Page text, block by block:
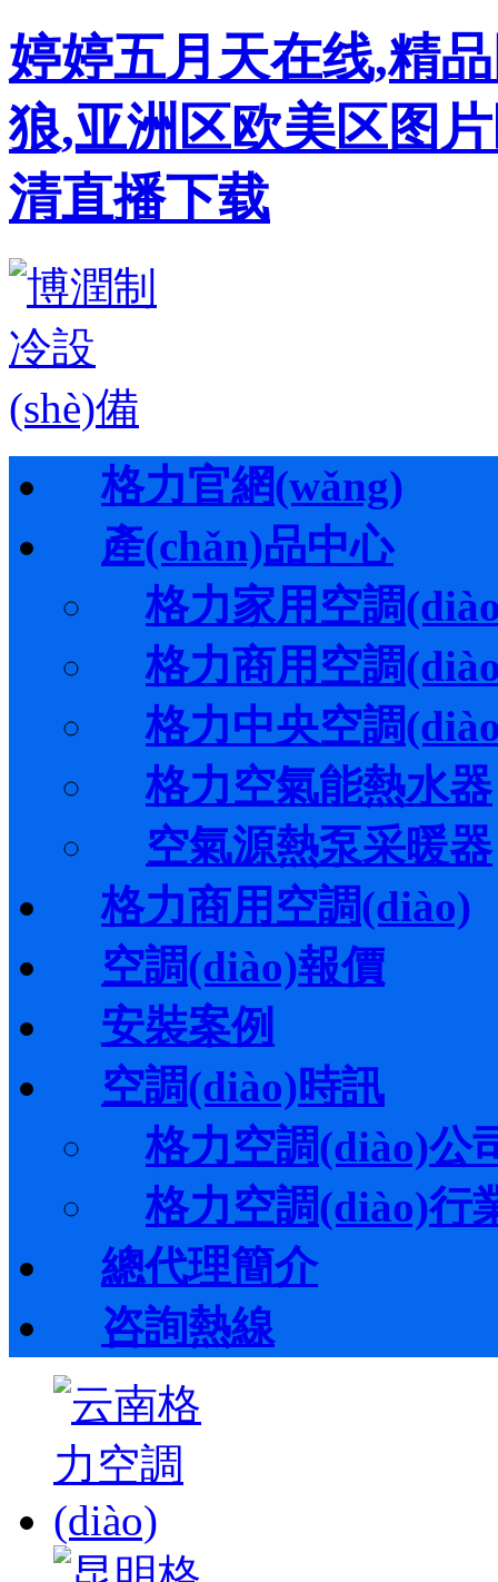
婷婷五月天在线,精
狼,亚洲区欧美区图
清直播下载
格力官網(wǎng)
產(chǎn)品中心
格力家用空調
格力商用空調
格力中央空調
格力空氣能熱水器
空氣源熱泵采暖器
格力商用空調(diào)
空調(diào)報價
安裝案例
空調(diào)時訊
格力空調(diào)公
格力空調(diào)行
總代理簡介
咨詢熱線